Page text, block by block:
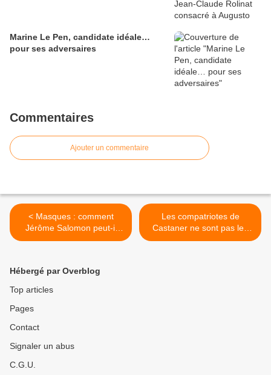
Marine Le Pen, candidate idéale…
pour ses adversaires
Commentaires
Ajouter un commentaire
< Masques : comment
Jérôme Salomon peut-il
mentir ainsi aux Français ?
Les compatriotes de
Castaner ne sont pas les
nôtres >
Hébergé par Overblog
Top articles
Pages
Contact
Signaler un abus
C.G.U.